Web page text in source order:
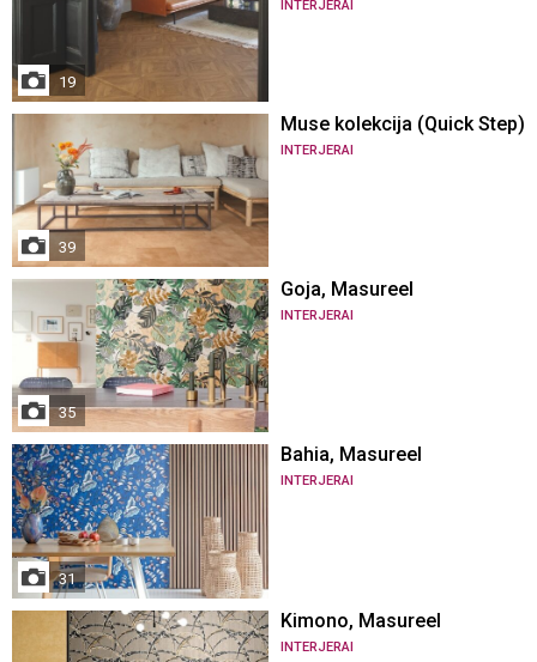
19
INTERJERAI
39
Muse kolekcija (Quick Step)
INTERJERAI
35
Goja, Masureel
INTERJERAI
31
Bahia, Masureel
INTERJERAI
Kimono, Masureel
INTERJERAI